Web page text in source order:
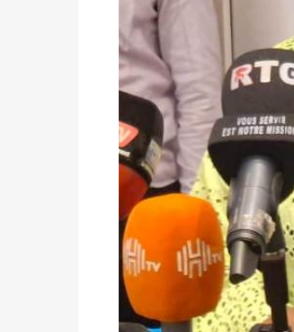
– mardi 02 juin à 17h